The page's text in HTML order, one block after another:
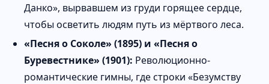
Данко», вырвавшем из груди горящее сердце,
чтобы осветить людям путь из мёртвого леса.
«Песня о Соколе» (1895) и «Песня о
Буревестнике» (1901): Революционно-
романтические гимны, где строки «Безумству